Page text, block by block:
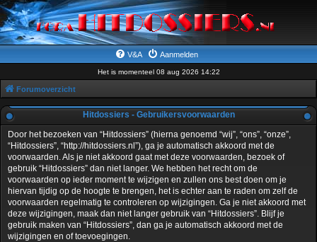
V&A Aanmelden
Het is momenteel 08 aug 2026 14:22
Forumoverzicht
Hitdossiers - Gebruikersvoorwaarden
Door het bezoeken van “Hitdossiers” (hierna genoemd “wij”, “ons”, “onze”,
“Hitdossiers”, “http://hitdossiers.nl”), ga je automatisch akkoord met de
voorwaarden. Als je niet akkoord gaat met deze voorwaarden, bezoek of
gebruik “Hitdossiers” dan niet langer. We hebben het recht om de
voorwaarden op ieder moment te wijzigen en zullen ons best doen om je
hiervan tijdig op de hoogte te brengen, het is echter aan te raden om zelf de
voorwaarden regelmatig te controleren op wijzigingen. Ga je niet akkoord met
deze wijzigingen, maak dan niet langer gebruik van “Hitdossiers”. Blijf je
gebruik maken van “Hitdossiers”, dan ga je automatisch akkoord met de
wijzigingen en of toevoegingen.